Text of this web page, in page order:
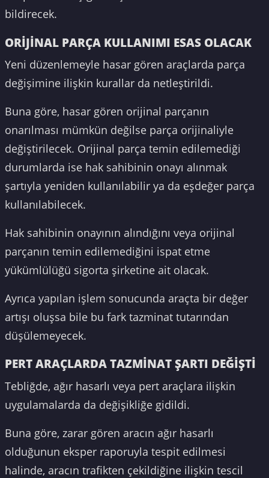
bildirecek.
ORİJİNAL PARÇA KULLANIMI ESAS OLACAK
Yeni düzenlemeyle hasar gören araçlarda parça
değişimine ilişkin kurallar da netleştirildi.
Buna göre, hasar gören orijinal parçanın
onarılması mümkün değilse parça orijinaliyle
değiştirilecek. Orijinal parça temin edilemediği
durumlarda ise hak sahibinin onayı alınmak
şartıyla yeniden kullanılabilir ya da eşdeğer parça
kullanılabilecek.
Hak sahibinin onayının alındığını veya orijinal
parçanın temin edilemediğini ispat etme
yükümlülüğü sigorta şirketine ait olacak.
Ayrıca yapılan işlem sonucunda araçta bir değer
artışı oluşsa bile bu fark tazminat tutarından
düşülemeyecek.
PERT ARAÇLARDA TAZMİNAT ŞARTI DEĞİŞTİ
Tebliğde, ağır hasarlı veya pert araçlara ilişkin
uygulamalarda da değişikliğe gidildi.
Buna göre, zarar gören aracın ağır hasarlı
olduğunun eksper raporuyla tespit edilmesi
halinde, aracın trafikten çekildiğine ilişkin tescil